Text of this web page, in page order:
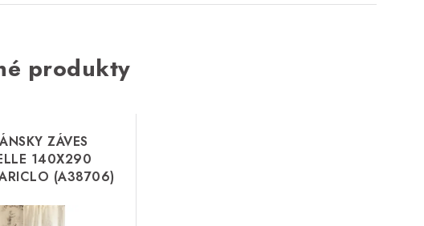
produkty
ZÁVES
140X290
(A38706)